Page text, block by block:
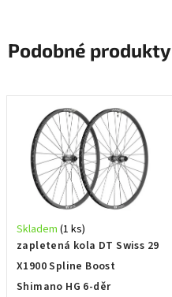
Podobné produkty
zapletená kola DT Swiss 29
X1900 Spline Boost
Shimano HG 6-děr
Skladem (1 ks)